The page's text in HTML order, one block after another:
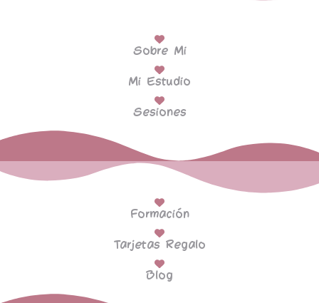
Sobre Mi
Mi Estudio
Sesiones
Formación
Tarjetas Regalo
Blog